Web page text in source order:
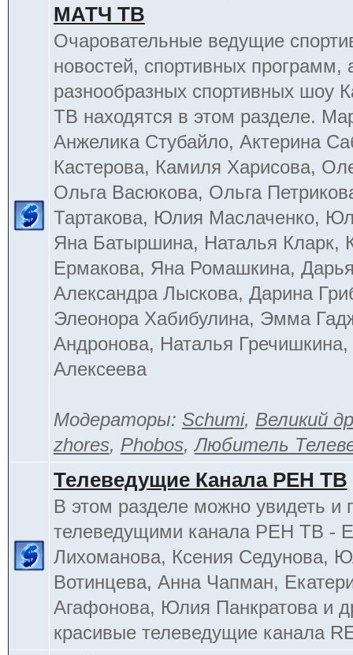
МАТЧ ТВ
Очаровательные ведущие
новостей, спортивных программ,
разнообразных спортивных шоу
ТВ находятся в этом разделе.
Анжелика Стубайло, Актерина
Кастерова, Камиля Харисова,
Ольга Васюкова, Ольга
Тартакова, Юлия Маслаченко,
Яна Батыршина, Наталья Кларк,
Ермакова, Яна Ромашкина,
Александра Лыскова, Дарина
Элеонора Хабибулина, Эмма
Андронова, Наталья
Алексеева
Модераторы: Schumi, Великий
zhores, Phobos,Любитель
Телеведущие Канала РЕН ТВ
В этом разделе можно увидеть и
телеведущими канала РЕН ТВ -
Лихоманова, Ксения Седунова,
Вотинцева, Анна Чапман,
Агафонова, Юлия Панкратова и
красивые телеведущие канала